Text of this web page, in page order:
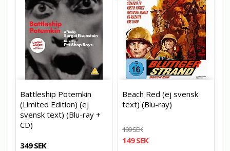
Battleship Potemkin
(Limited Edition) (ej
svensk text) (Blu-ray +
CD)
349 SEK
Beach Red (ej svensk
text) (Blu-ray)
199 SEK
149 SEK